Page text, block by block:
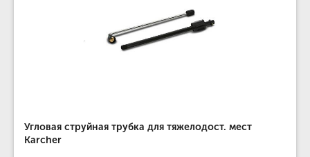
Угловая струйная трубка для тяжелодост. мест
Karcher